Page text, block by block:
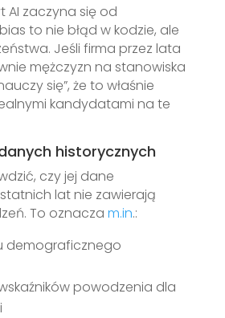
AI zaczyna się od
to nie błąd w kodzie, ale
Jeśli firma przez lata
mężczyzn na stanowiska
się”, że to właśnie
kandydatami na te
historycznych
czy jej dane
lat nie zawierają
To oznacza m.in.:
demograficznego
powodzenia dla